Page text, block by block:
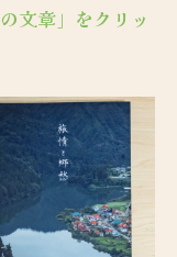
文章」をクリッ